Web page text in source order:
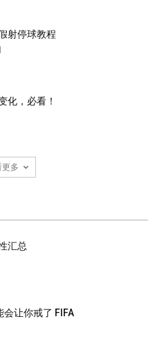
射停球教程
化，必看！
多
汇总
会让你戒了 FIFA